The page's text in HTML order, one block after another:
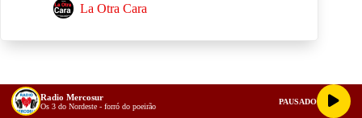
La Otra Cara
Radio Mercosur
Os 3 do Nordeste - forró do poeirão
PAUSADO